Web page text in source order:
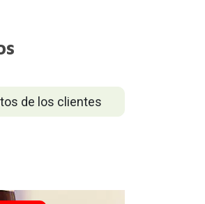
de los clientes